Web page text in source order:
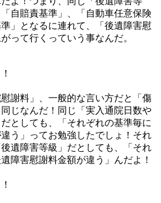
自賠責基準」、「自動車任意保険
」となるに連れて、「後遺障害慰
って行くっていう事なんだ。
謝料」、一般的な言い方だと「傷
じなんだ！同じ「実入通院日数や
としても、「それぞれの基準毎に
う」ってお勉強したでしょ！それ
遺障害等級」だとしても、「それ
障害慰謝料金額が違う」んだよ！